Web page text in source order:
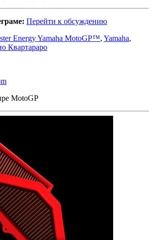
Перейти к обсуждению
Energy Yamaha MotoGP™, Yamaha,
Квартараро
MotoGP